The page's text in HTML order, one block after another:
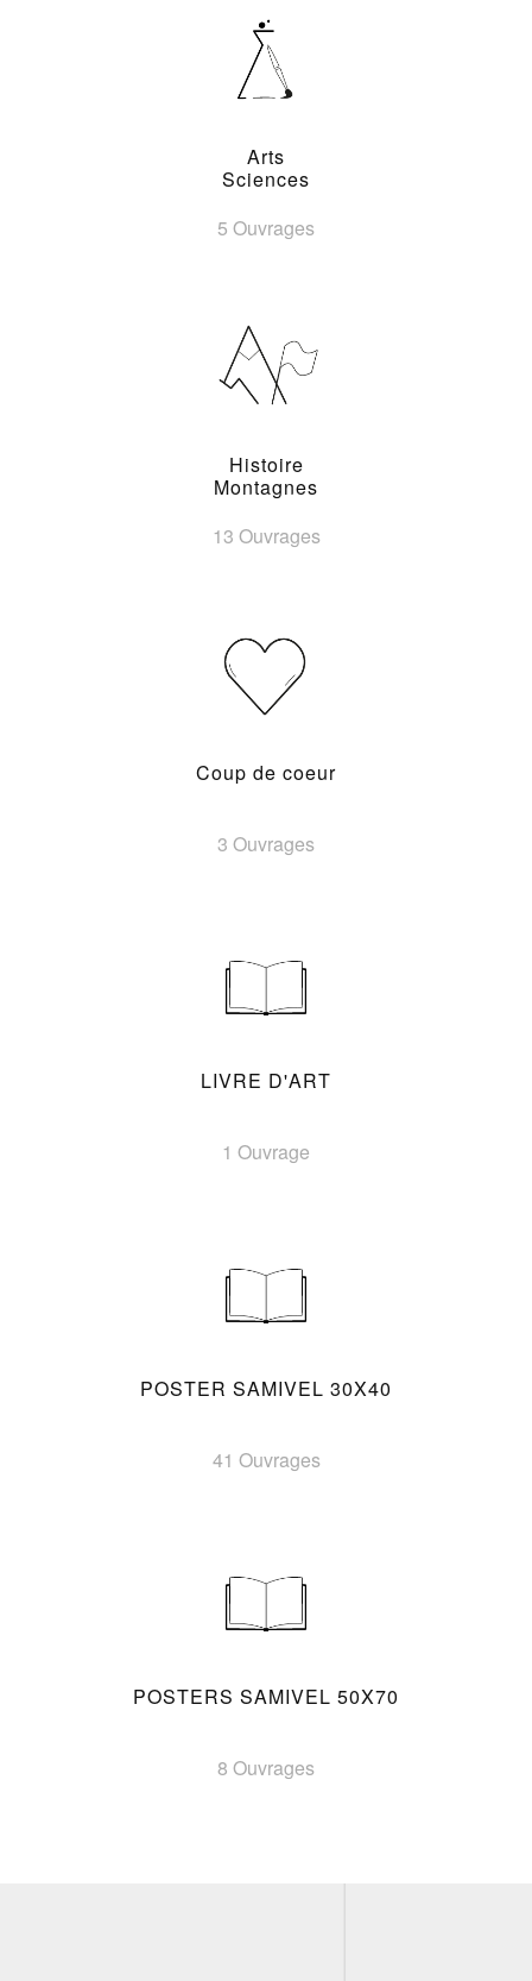
Arts
Sciences
5 Ouvrages
Histoire
Montagnes
13 Ouvrages
Coup de coeur
3 Ouvrages
LIVRE D'ART
1 Ouvrage
POSTER SAMIVEL 30X40
41 Ouvrages
POSTERS SAMIVEL 50X70
8 Ouvrages